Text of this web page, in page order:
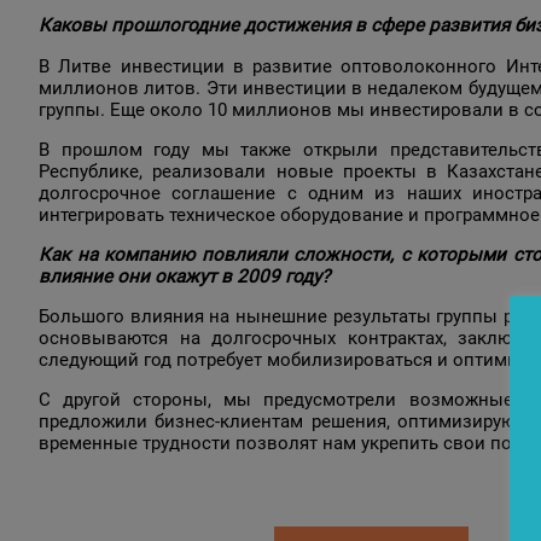
Каковы прошлогодние достижения в сфере развития
В Литве инвестиции в развитие оптоволоконного
миллионов литов. Эти инвестиции в недалеком
группы. Еще около 10 миллионов мы инвестировали в
В прошлом году мы также открыли
Республике, реализовали новые проекты в
долгосрочное соглашение с одним из наших
интегрировать техническое оборудование и
Как на компанию повлияли сложности, с которыми
влияние они окажут в 2009 году?
Большого влияния на нынешние результаты группы
основываются на долгосрочных контрактах,
следующий год потребует мобилизироваться и
С другой стороны, мы предусмотрели возможные
предложили бизнес-клиентам решения,
временные трудности позволят нам укрепить свои